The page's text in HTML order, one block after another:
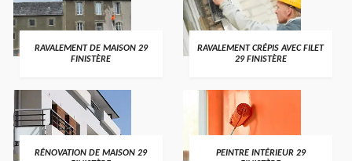
RAVALEMENT DE MAISON 29
FINISTÈRE
RAVALEMENT CRÉPIS AVEC FILET
29 FINISTÈRE
RÉNOVATION DE MAISON 29
PEINTRE INTÉRIEUR 29